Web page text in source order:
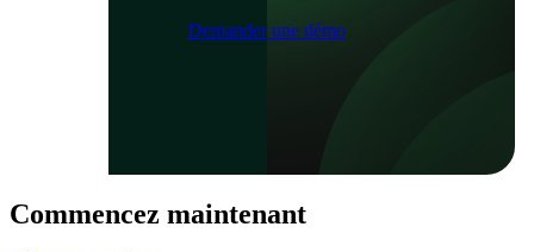
Demander une démo
Commencez maintenant